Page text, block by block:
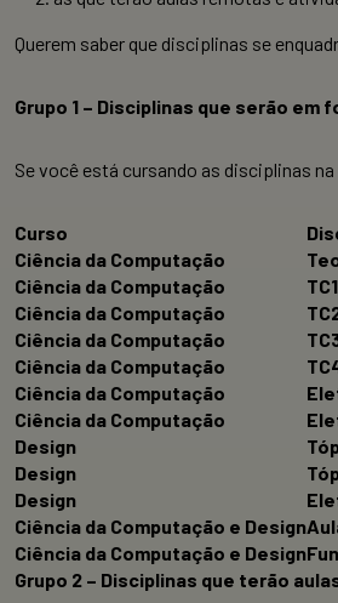
Querem saber que disciplinas se
Grupo 1 – Disciplinas que serão
Se você está cursando as disciplinas
Curso
Ciência da Computação
Ciência da Computação
Ciência da Computação
Ciência da Computação
Ciência da Computação
Ciência da Computação
Ciência da Computação
Design
Design
Design
Ciência da Computação e Design
Ciência da Computação e Design
Grupo 2 – Disciplinas que terão